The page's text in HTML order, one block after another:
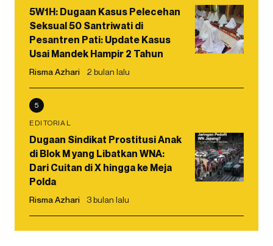
5W1H: Dugaan Kasus Pelecehan
Seksual 50 Santriwati di
Pesantren Pati: Update Kasus
Usai Mandek Hampir 2 Tahun
Risma Azhari 2 bulan lalu
5
EDITORIAL
Dugaan Sindikat Prostitusi Anak
di Blok M yang Libatkan WNA:
Dari Cuitan di X hingga ke Meja
Polda
Risma Azhari 3 bulan lalu